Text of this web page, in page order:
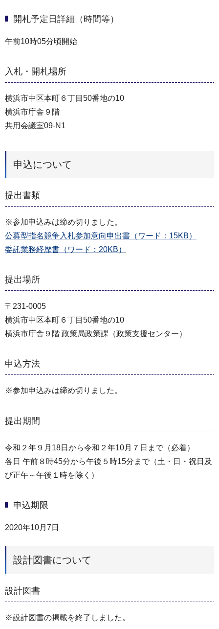
開札予定日詳細（時間等）
午前10時05分頃開始
入札・開札場所
横浜市中区本町６丁目50番地の10
横浜市庁舎９階
共用会議室09-N1
申込について
提出書類
※参加申込みは締め切りました。
公募型指名競争入札参加意向申出書（ワード：15KB）
委託業務経歴書（ワード：20KB）
提出場所
〒231-0005
横浜市中区本町６丁目50番地の10
横浜市庁舎９階 政策局政策課（政策支援センター）
申込方法
※参加申込みは締め切りました。
提出期間
令和２年９月18日から令和２年10月７日まで（必着）
各日 午前８時45分から午後５時15分まで（土・日・祝日及
び正午～午後１時を除く）
申込期限
2020年10月7日
設計図書について
設計図書
※設計図書の掲載を終了しました。